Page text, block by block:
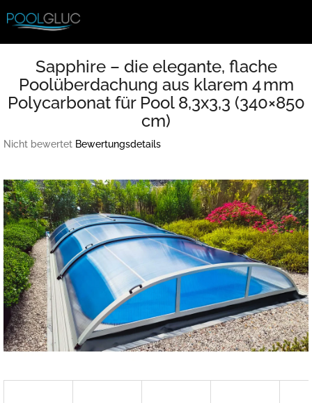
Inhalt
Sapphire – die elegante, flache
Poolüberdachung aus klarem 4 mm
Polycarbonat für Pool 8,3x3,3 (340×850
cm)
Die
ist
0,0
von
5
Sternen.
Nicht bewertet Bewertungsdetails